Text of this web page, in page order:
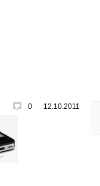
0 12.10.2011